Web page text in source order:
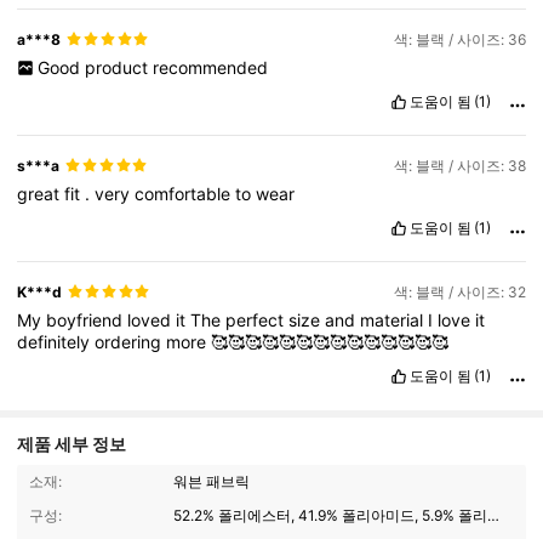
a***8 색: 블랙 / 사이즈: 36
Good product recommended
도움이 됨 (1)
s***a 색: 블랙 / 사이즈: 38
greatfit .verycomfortabletowear
도움이 됨 (1)
K***d 색: 블랙 / 사이즈: 32
My boyfriend loved itThe perfectsizeand material I love it
definitelyordering more🥰🥰🥰🥰🥰🥰🥰🥰🥰🥰🥰🥰🥰🥰
도움이 됨 (1)
제품 세부 정보
소재:
워븐 패브릭
구성:
52.2% 폴리에스터, 41.9% 폴리아미드, 5.9% 폴리우레탄